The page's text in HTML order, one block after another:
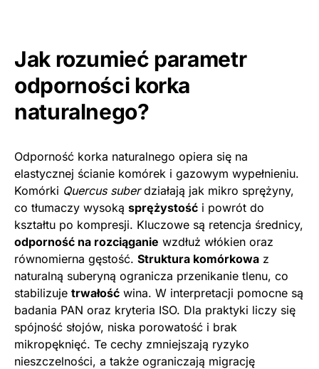
Jak rozumieć parametr
odporności korka
naturalnego?
Odporność korka naturalnego opiera się na
elastycznej ścianie komórek i gazowym wypełnieniu.
Komórki Quercus suberdziałają jak mikro sprężyny,
co tłumaczy wysoką sprężystość i powrót do
kształtu po kompresji. Kluczowe są retencja średnicy,
odporność na rozciąganie wzdłuż włókien oraz
równomierna gęstość. Struktura komórkowa z
naturalną suberyną ogranicza przenikanie tlenu, co
stabilizuje trwałość wina. W interpretacji pomocne są
badania PAN oraz kryteria ISO. Dla praktyki liczy się
spójność słojów, niska porowatość i brak
mikropęknięć. Te cechy zmniejszają ryzyko
nieszczelności, a także ograniczają migrację